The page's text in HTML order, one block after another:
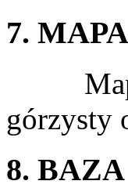
7.
Mapy
górzysty
8.